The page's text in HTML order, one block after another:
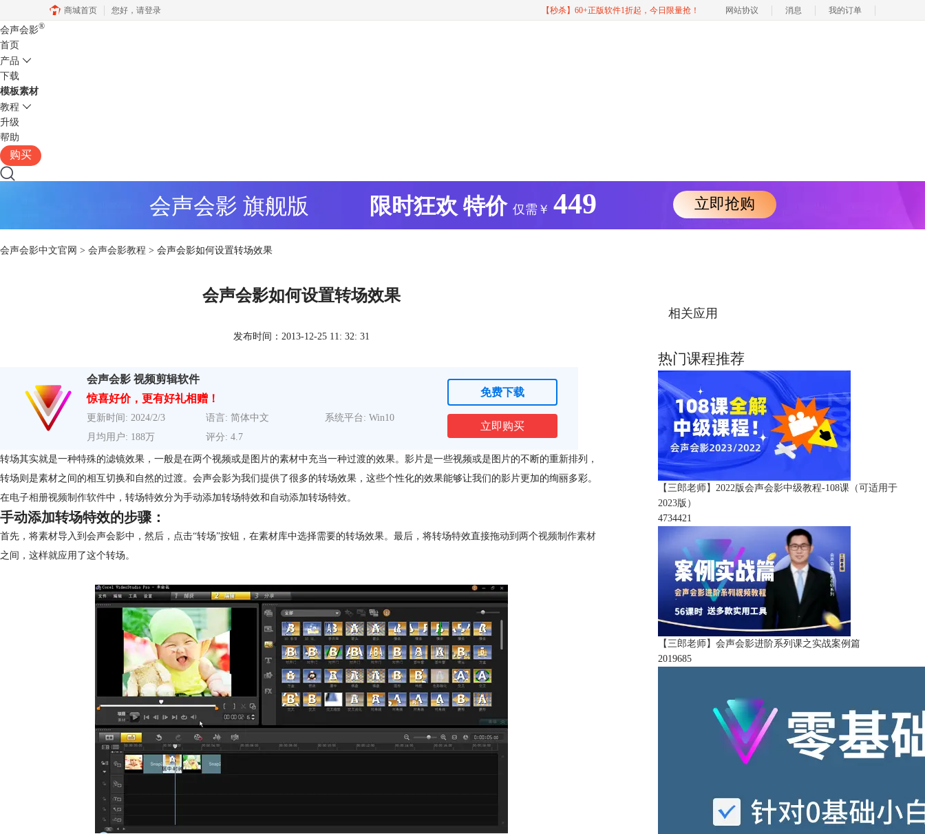
商城首页 您好， 请登录 【秒杀】60+正版软件1折起，今日限量抢！ 网站协议 消息 我的订单
会声会影®
首页
产品
下载
模板素材
教程
升级
帮助
购买
会声会影 旗舰版 限时狂欢 特价 仅需￥ 449 立即抢购
会声会影中文官网 > 会声会影教程 > 会声会影如何设置转场效果
会声会影如何设置转场效果
发布时间：2013-12-25 11: 32: 31
会声会影 视频剪辑软件
惊喜好价，更有好礼相赠！
更新时间: 2024/2/3 语言: 简体中文
系统平台: Win10
月均用户: 188万
评分: 4.7
免费下载
立即购买
转场其实就是一种特殊的滤镜效果，一般是在两个视频或是图片的素材中充当一种过渡的效果。影片是一些视频或是图片的不断的重新排列，
转场则是素材之间的相互切换和自然的过渡。会声会影为我们提供了很多的转场效果，这些个性化的效果能够让我们的影片更加的绚丽多彩。
在电子相册视频制作软件中，转场特效分为手动添加转场特效和自动添加转场特效。
手动添加转场特效的步骤：
首先，将素材导入到会声会影中，然后，点击“转场”按钮，在素材库中选择需要的转场效果。最后，将转场特效直接拖动到两个视频制作素材
之间，这样就应用了这个转场。
相关应用
热门课程推荐
【三郎老师】2022版会声会影中级教程-108课（可适用于
2023版）
4734421
【三郎老师】会声会影进阶系列课之实战案例篇
2019685